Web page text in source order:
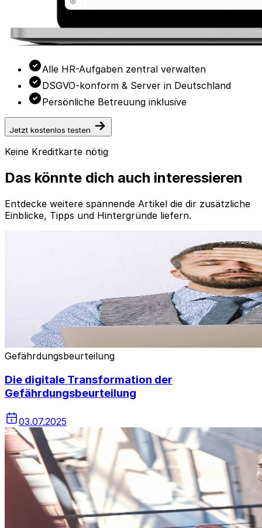
Alle HR-Aufgaben zentral verwalten
DSGVO-konform & Server in Deutschland
Persönliche Betreuung inklusive
Jetzt kostenlos testen
Keine Kreditkarte nötig
Das könnte dich auch interessieren
Entdecke weitere spannende Artikel die dir zusätzliche
Einblicke, Tipps und Hintergründe liefern.
Gefährdungsbeurteilung
Die digitale Transformation der
Gefährdungsbeurteilung
03.07.2025